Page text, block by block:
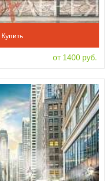
Купить
от 1400 руб.